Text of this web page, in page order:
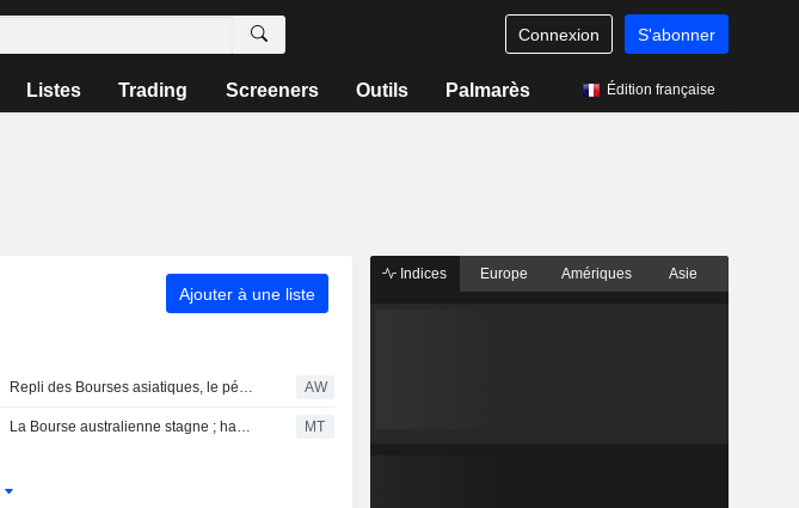
Connexion S'abonner
Listes Trading Screeners Outils Palmarès Édition française
Ajouter à une liste
Repli des Bourses asiatiques, le pétrole monte AW
La Bourse australienne stagne ; hausse du bénéfice ajusté et du chiffre d'affaires pour James Hardie Industries au premier trimestre fiscal MT
Indices Europe Amériques Asie